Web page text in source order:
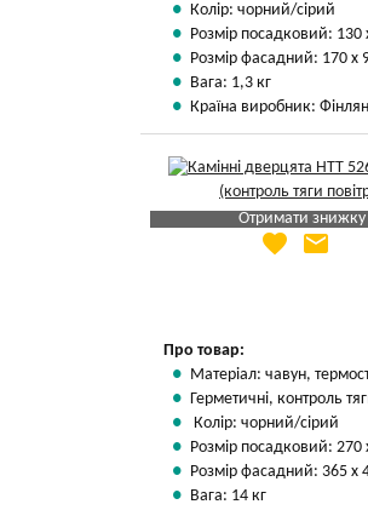
Колір: чорний/сірий
Розмір посадковий: 130
Розмір фасадний: 170 х
Вага: 1,3 кг
Країна виробник:
Отримати знижку
Яка Ваша ціна
favorite email
Про товар:
Матеріал: чавун,
Герметичні, контроль
Колір: чорний/сірий
Розмір посадковий:
Розмір фасадний: 365 х
Вага: 14 кг